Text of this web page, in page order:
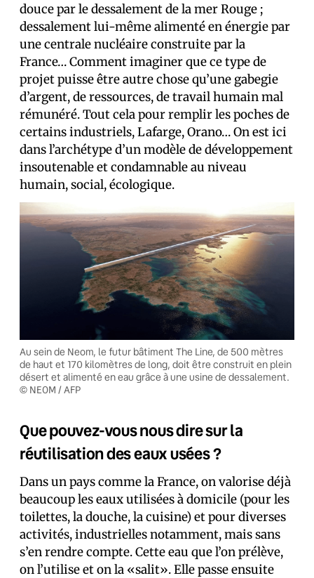
douce par le dessalement de la mer Rouge ;
dessalement lui-même alimenté en énergie par
une centrale nucléaire construite par la
France… Comment imaginer que ce type de
projet puisse être autre chose qu’une gabegie
d’argent, de ressources, de travail humain mal
rémunéré. Tout cela pour remplir les poches de
certains industriels, Lafarge, Orano… On est ici
dans l’archétype d’un modèle de développement
insoutenable et condamnable au niveau
humain, social, écologique.
Au sein de Neom, le futur bâtiment The Line, de 500 mètres
de haut et 170 kilomètres de long, doit être construit en plein
désert et alimenté en eau grâce à une usine de dessalement.
© NEOM / AFP
Que pouvez-vous nous dire sur la
réutilisation des eaux usées ?
Dans un pays comme la France, on valorise déjà
beaucoup les eaux utilisées à domicile (pour les
toilettes, la douche, la cuisine) et pour diverses
activités, industrielles notamment, mais sans
s’en rendre compte. Cette eau que l’on prélève,
on l’utilise et on la «salit». Elle passe ensuite